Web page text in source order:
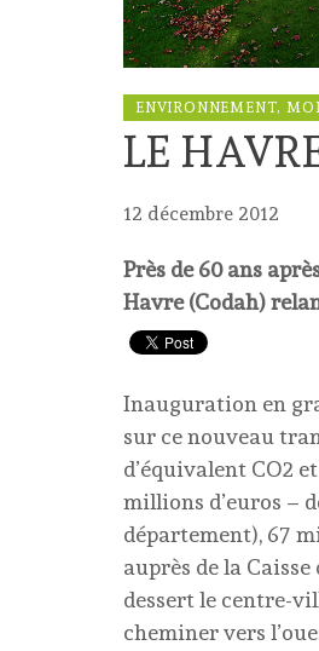
ENVIRONNEMENT,
LE
12 décembre 2012
Près de 60 ans
Havre (Codah)
Inauguration en
sur ce nouveau
d’équivalent CO2
millions d’euros –
département), 67
auprès de la
dessert le centre-
cheminer vers